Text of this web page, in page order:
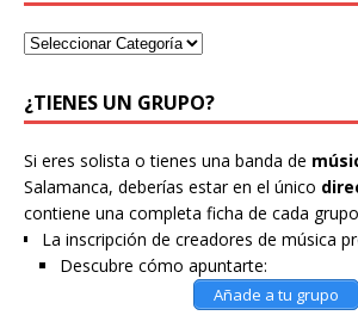
¿TIENES UN GRUPO?
Si eres solista o tienes una banda de
Salamanca, deberías estar en el único
contiene una completa ficha de cada
La inscripción de creadores de música
Descubre cómo apuntarte:
Añade a tu grupo